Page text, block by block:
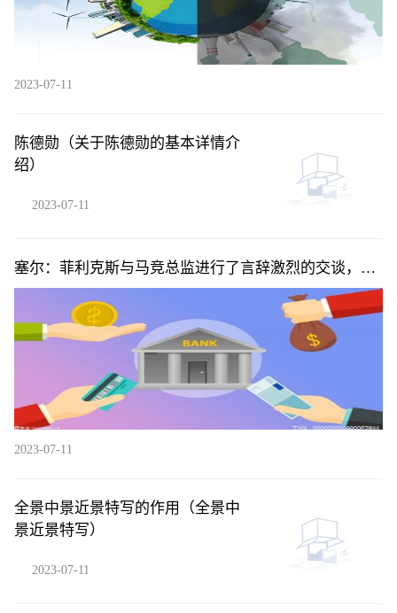
2023-07-11
陈德勋（关于陈德勋的基本详情介
绍）
2023-07-11
塞尔：菲利克斯与马竞总监进行了言辞激烈的交谈，预
计球员将离队
2023-07-11
全景中景近景特写的作用（全景中
景近景特写）
2023-07-11